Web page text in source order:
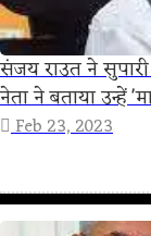
संजय राउत ने
नेता ने बताया उन्हें
Feb 23, 2023